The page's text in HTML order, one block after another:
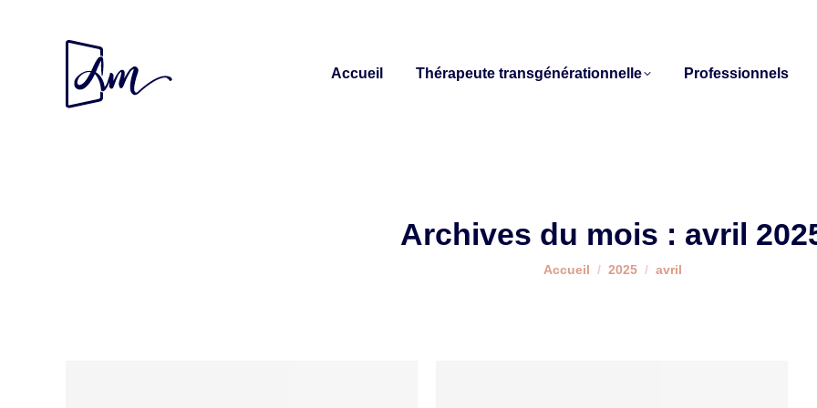
Accueil Thérapeute transgénérationnelle Professionnels
Archives du mois : avril
Vous êtes ici :
Accueil 2025 avril